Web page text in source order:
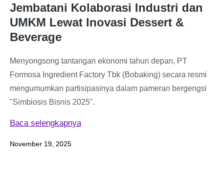
Jembatani Kolaborasi Industri dan
UMKM Lewat Inovasi Dessert &
Beverage
Menyongsong tantangan ekonomi tahun depan, PT
Formosa Ingredient Factory Tbk (Bobaking) secara resmi
mengumumkan partisipasinya dalam pameran bergengsi
"Simbiosis Bisnis 2025".
Baca selengkapnya
November 19, 2025